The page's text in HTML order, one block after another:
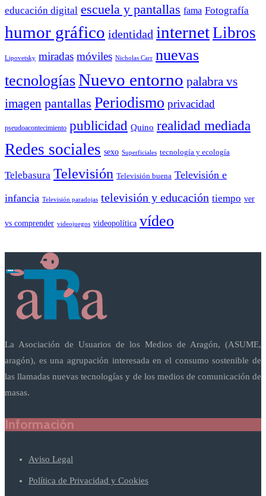
educación digital escuela y pantallas fama Fotografía
humor gráfico identidad internetLibros
Lipovetsky miradas móviles Nicholas Carr nuevas
tecnologíasNuevo entorno palabra vs
imagen pantallas Periodismo privacidad
pseudoacontecimiento publicidad Quino realidad mediada
Redes sociales sexo Superficiales tecnología y ecología
Telebasura Televisión Televisión buena Televisión e
infancia Televisión paradojas televisión y educación tiempo ver
vs comprender videojuegos videopolítica vídeo
La Asociación de Usuarios de los Medios de Aragón, (ASUME,
aragón), es una agrupación interesada en el consumo sostenible de
las llamadas nuevas tecnologías y de los medios de comunicación de
masas.
Información
Aviso Legal
Política de Privacidad y Cookies